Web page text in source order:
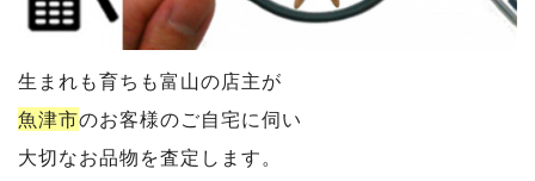
生まれも育ちも富山の店主が
魚津市のお客様のご自宅に伺い
大切なお品物を査定します。